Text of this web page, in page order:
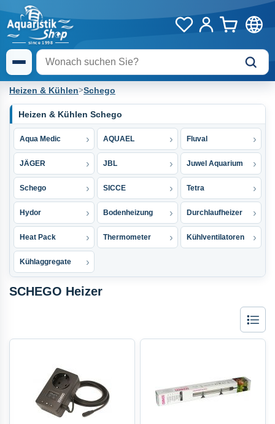
Heizen & Kühlen>Schego
Heizen & Kühlen Schego
Aqua Medic AQUAEL Fluval
JÄGER JBL Juwel Aquarium
Schego SICCE Tetra
Hydor Bodenheizung Durchlaufheizer
Heat Pack Thermometer Kühlventilatoren
Kühlaggregate
SCHEGO Heizer